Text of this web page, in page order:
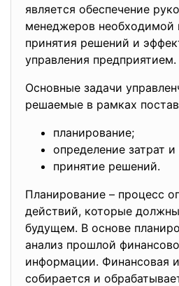
является обеспечение
менеджеров необходимой
принятия решений и
управления предприятием.
Основные задачи
решаемые в рамках
планирование;
определение затрат
принятие решений.
Планирование – процесс
действий, которые
будущем. В основе
анализ прошлой
информации. Финансовая
собирается и